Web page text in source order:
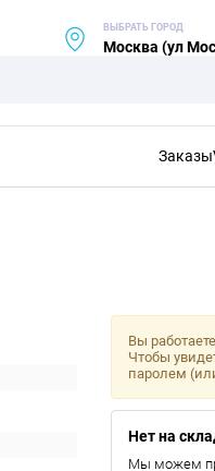
ВЫБРАТЬ ГОРОД
Москва (ул
Заказы
Вы
Чтобы
паролем
Нет на
Мы можем